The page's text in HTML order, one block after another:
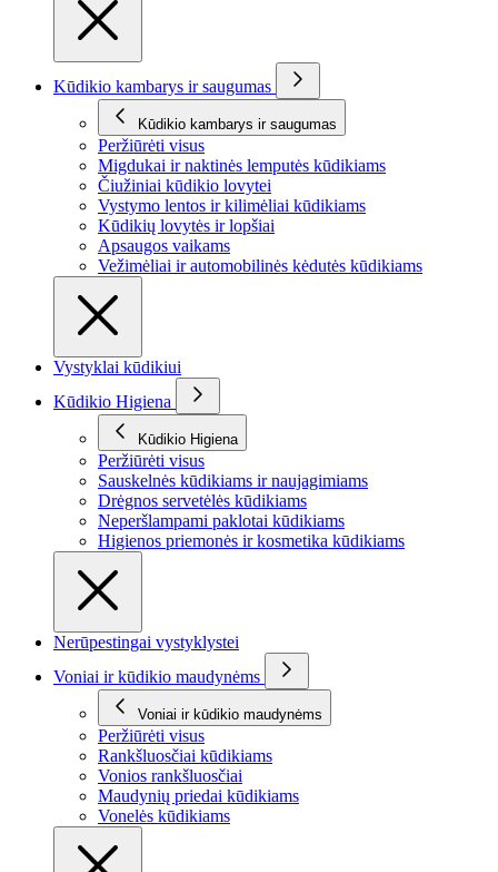
Kūdikio kambarys ir saugumas
Kūdikio kambarys ir saugumas
Peržiūrėti visus
Migdukai ir naktinės lemputės kūdikiams
Čiužiniai kūdikio lovytei
Vystymo lentos ir kilimėliai kūdikiams
Kūdikių lovytės ir lopšiai
Apsaugos vaikams
Vežimėliai ir automobilinės kėdutės kūdikiams
Vystyklai kūdikiui
Kūdikio Higiena
Kūdikio Higiena
Peržiūrėti visus
Sauskelnės kūdikiams ir naujagimiams
Drėgnos servetėlės kūdikiams
Neperšlampami paklotai kūdikiams
Higienos priemonės ir kosmetika kūdikiams
Nerūpestingai vystyklystei
Voniai ir kūdikio maudynėms
Voniai ir kūdikio maudynėms
Peržiūrėti visus
Rankšluosčiai kūdikiams
Vonios rankšluosčiai
Maudynių priedai kūdikiams
Vonelės kūdikiams